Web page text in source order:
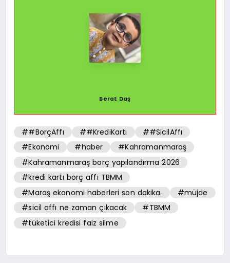
Berat Daş
##BorçAffı ##KrediKartı
##SicilAffı
#Ekonomi
#haber
#Kahramanmaraş
#Kahramanmaraş borç yapılandırma 2026
#kredi kartı borç affı TBMM
#Maraş ekonomi haberleri son dakika.
#müjde
#sicil affı ne zaman çıkacak
#TBMM
#tüketici kredisi faiz silme